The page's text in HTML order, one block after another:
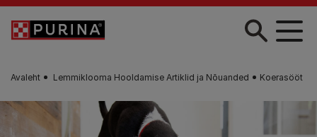
Liigu edasi põhisisu juurde
Avaleht Lemmiklooma Hooldamise Artiklid ja Nõuanded Koerasööt